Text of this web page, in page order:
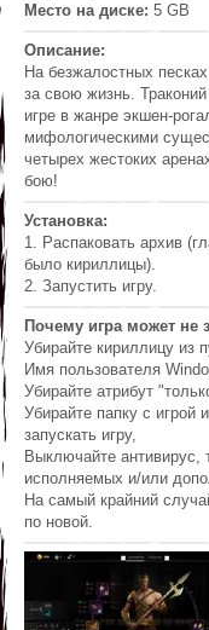
Место на диске: 5 GB
Описание:
На безжалостных
за свою жизнь.
игре в жанре экшен-
мифологическими
четырех жестоких
бою!
Установка:
1. Распаковать архив
было кириллицы).
2. Запустить игру.
Почему игра может не
Убирайте кириллицу из
Имя пользователя
Убирайте атрибут
Убирайте папку с игрой
запускать игру,
Выключайте антивирус,
исполняемых и/или
На самый крайний
по новой.